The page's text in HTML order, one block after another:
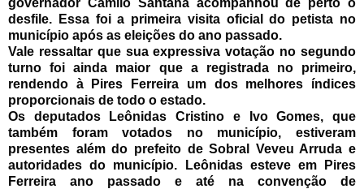
desfile. Essa foi a primeira visita oficial do petista no
município após as eleições do ano passado.
Vale ressaltar que sua expressiva votação no segundo
turno foi ainda maior que a registrada no primeiro,
rendendo à Pires Ferreira um dos melhores índices
proporcionais de todo o estado.
Os deputados Leônidas Cristino e Ivo Gomes, que
também foram votados no município, estiveram
presentes além do prefeito de Sobral Veveu Arruda e
autoridades do município. Leônidas esteve em Pires
Ferreira ano passado e até na convenção de